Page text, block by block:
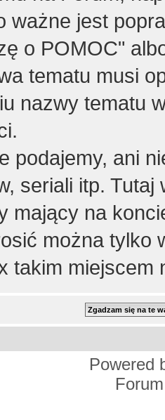
ważne jest
o POMOC"
tematu musi
nazwy tematu
podajemy, ani
seriali itp. Tutaj
mający na
można tylko
takim miejscem
Powered